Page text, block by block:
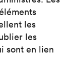
les
les
sont en lien